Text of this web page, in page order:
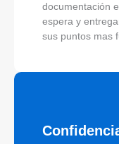
documentación
espera y
sus puntos mas